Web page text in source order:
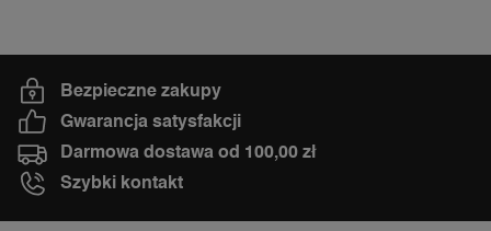
Bezpieczne zakupy
Gwarancja satysfakcji
Darmowa dostawa od 100,00 zł
Szybki kontakt